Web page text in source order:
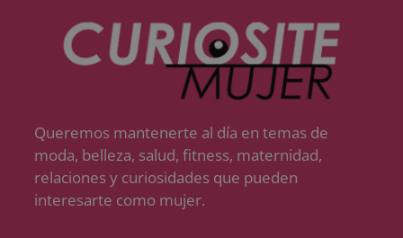
Queremos mantenerte al día en temas de
moda, belleza, salud, fitness, maternidad,
relaciones y curiosidades que pueden
interesarte como mujer.